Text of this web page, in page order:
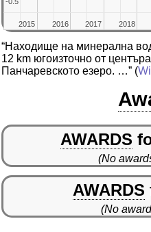
2015
2015 2016
2016 2017
2017 2018
2018
“Находище на минерална
12 km югоизточно от
Панчаревското езеро. …” (
AWARDS
(No
AWARDS
(No